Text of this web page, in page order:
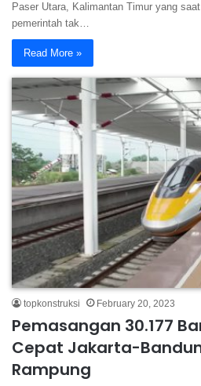
Paser Utara, Kalimantan Timur yang
pemerintah tak…
Read More »
topkonstruksi February 20, 2023
Pemasangan 30.177
Cepat Jakarta-
Rampung